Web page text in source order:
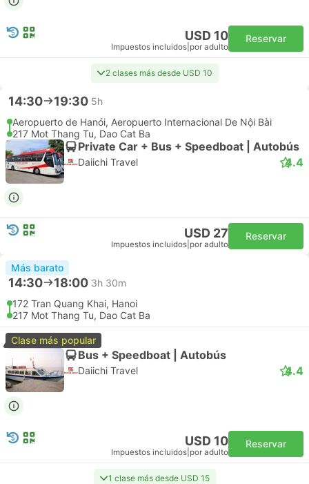
USD 10
Impuestos incluidos por adulto
Reservar
2 clases más desde USD 10
14:30 19:30 5h
Aeropuerto de Hanói, Aeropuerto Internacional De Nội Bài
217 Mot Thang Tu, Dao Cat Ba
Private Car + Bus + Speedboat | Autobús
Daiichi Travel 4.4
USD 27
Impuestos incluidos por adulto
Reservar
Más barato
14:30 18:00 3h 30m
172 Tran Quang Khai, Hanoi
217 Mot Thang Tu, Dao Cat Ba
Clase más popular
Bus + Speedboat | Autobús
Daiichi Travel 4.4
USD 10
Impuestos incluidos por adulto
Reservar
1 clase más desde USD 15